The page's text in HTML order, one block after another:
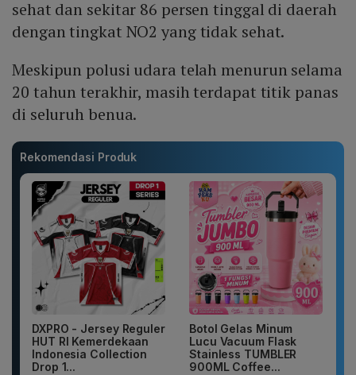
sehat dan sekitar 86 persen tinggal di daerah
dengan tingkat NO2 yang tidak sehat.
Meskipun polusi udara telah menurun selama
20 tahun terakhir, masih terdapat titik panas
di seluruh benua.
Rekomendasi Produk
DXPRO - Jersey Reguler
HUT RI Kemerdekaan
Indonesia Collection
Drop 1...
Botol Gelas Minum
Lucu Vacuum Flask
Stainless TUMBLER
900ML Coffee...